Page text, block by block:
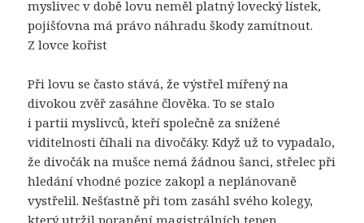
myslivec v době lovu neměl platný lovecký lístek,
pojišťovna má právo náhradu škody zamítnout.
Z lovce kořist
Při lovu se často stává, že výstřel mířený na
divokou zvěř zasáhne člověka. To se stalo
i partii myslivců, kteří společně za snížené
viditelnosti číhali na divočáky. Když už to vypadalo,
že divočák na mušce nemá žádnou šanci, střelec při
hledání vhodné pozice zakopl a neplánovaně
vystřelil. Nešťastně při tom zasáhl svého kolegy,
který utržil poranění magistrálních tepen